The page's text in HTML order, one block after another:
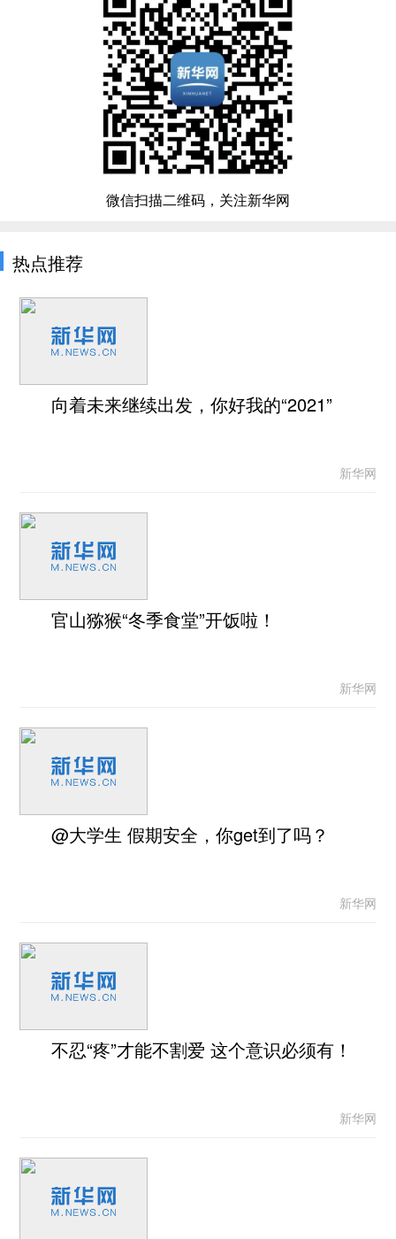
微信扫描二维码，关注新华网
热点推荐
向着未来继续出发，你好我的“2021”
新华网
官山猕猴“冬季食堂”开饭啦！
新华网
@大学生 假期安全，你get到了吗？
新华网
不忍“疼”才能不割爱 这个意识必须有！
新华网